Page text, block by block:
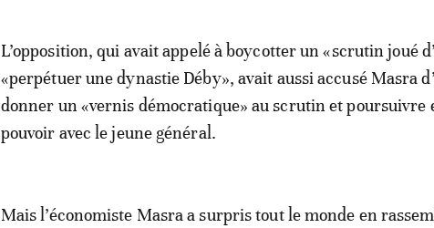
L’opposition, qui avait appelé à boycotter un «scrutin joué
«perpétuer une dynastie Déby», avait aussi accusé Masra
donner un «vernis démocratique» au scrutin et poursuivre
pouvoir avec le jeune général.
Mais l’économiste Masra a surpris tout le monde en